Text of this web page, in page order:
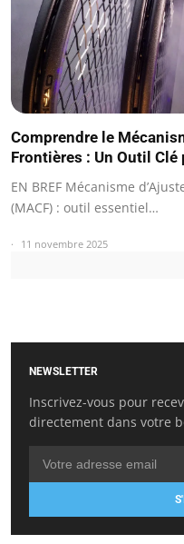
Comprendre le
Frontières : Un Outil
EN BREF Mécanisme
(MACF) : outil essentiel…
11 novembre 2025
NEWSLETTER
Inscrivez-vous pour
directement dans votre